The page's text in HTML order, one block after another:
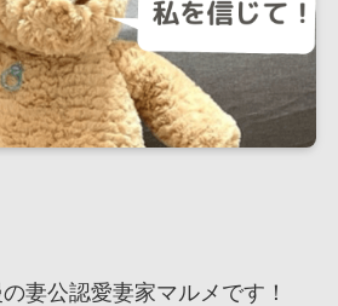
妻公認愛妻家マルメです！